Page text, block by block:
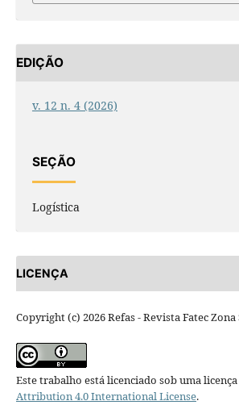
EDIÇÃO
v. 12 n. 4 (2026)
SEÇÃO
Logística
LICENÇA
Copyright (c) 2026 Refas - Revista Fatec Zona
Este trabalho está licenciado sob uma licença
Attribution 4.0 International License.